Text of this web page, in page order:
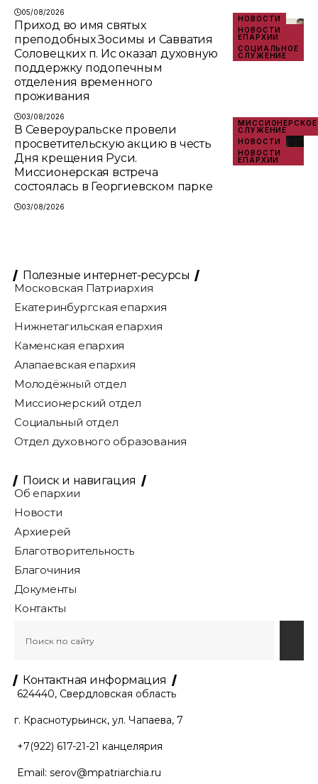
05/08/2026
НОВОСТИ
НОВОСТИ
ЕПАРХИИ
СОЦИАЛЬНОЕ
СЛУЖЕНИЕ
Приход во имя святых
преподобных Зосимы и Савватия
Соловецких п. Ис оказал духовную
поддержку подопечным
отделения временного
проживания
03/08/2026
МИССИОНЕРСКОЕ
СЛУЖЕНИЕ
НОВОСТИ
НОВОСТИ
ЕПАРХИИ
В Североуральске провели
просветительскую акцию в честь
Дня крещения Руси.
Миссионерская встреча
состоялась в Георгиевском парке
03/08/2026
Полезные интернет-ресурсы
Московская Патриархия
Екатеринбургская епархия
Нижнетагильская епархия
Каменская епархия
Алапаевская епархия
Молодёжный отдел
Миссионерский отдел
Социальный отдел
Отдел духовного образования
Поиск и навигация
Об епархии
Новости
Архиерей
Благотворительность
Благочиния
Документы
Контакты
Контактная информация
624440, Свердловская область
г. Краснотурьинск, ул. Чапаева, 7
+7(922) 617-21-21 канцелярия
Email: serov@mpatriarchia.ru